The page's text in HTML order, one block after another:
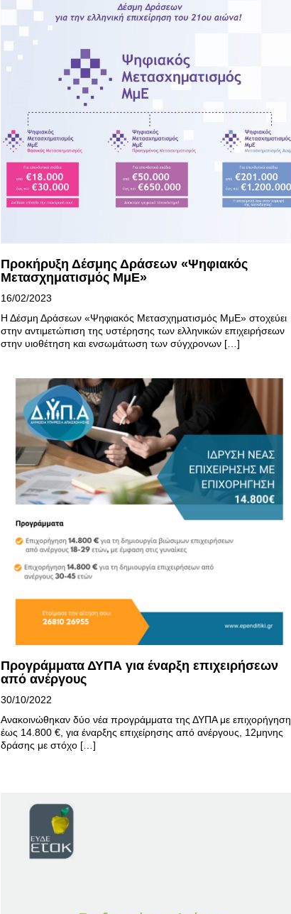
Προκήρυξη Δέσμης Δράσεων «Ψηφιακός
Μετασχηματισμός ΜμΕ»
16/02/2023
Η Δέσμη Δράσεων «Ψηφιακός Μετασχηματισμός ΜμΕ» στοχεύει
στην αντιμετώπιση της υστέρησης των ελληνικών επιχειρήσεων
στην υιοθέτηση και ενσωμάτωση των σύγχρονων […]
Προγράμματα ΔΥΠΑ για έναρξη επιχειρήσεων
από ανέργους
30/10/2022
Ανακοινώθηκαν δύο νέα προγράμματα της ΔΥΠΑ με επιχορήγηση
έως 14.800 €, για έναρξης επιχείρησης από ανέργους, 12μηνης
δράσης με στόχο […]